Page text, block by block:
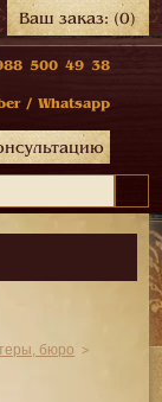
Ваш заказ:(0)
500 49 38
/ Whatsapp
бюро